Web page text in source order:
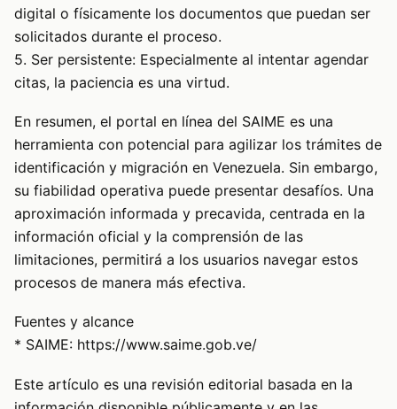
digital o físicamente los documentos que puedan ser
solicitados durante el proceso.
5. Ser persistente: Especialmente al intentar agendar
citas, la paciencia es una virtud.
En resumen, el portal en línea del SAIME es una
herramienta con potencial para agilizar los trámites de
identificación y migración en Venezuela. Sin embargo,
su fiabilidad operativa puede presentar desafíos. Una
aproximación informada y precavida, centrada en la
información oficial y la comprensión de las
limitaciones, permitirá a los usuarios navegar estos
procesos de manera más efectiva.
Fuentes y alcance
* SAIME: https://www.saime.gob.ve/
Este artículo es una revisión editorial basada en la